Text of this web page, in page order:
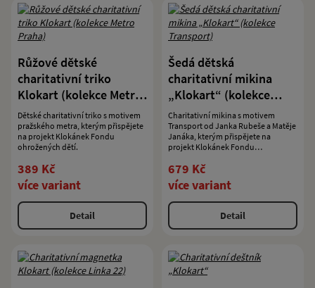
Růžové dětské
charitativní triko
Klokart (kolekce Metro
Praha)
Dětské charitativní triko s motivem
pražského metra, kterým přispějete
na projekt Klokánek Fondu
ohrožených dětí.
389 Kč
více variant
Detail
Šedá dětská
charitativní mikina
„Klokart“ (kolekce
Transport)
Charitativní mikina s motivem
Transport od Janka Rubeše a Matěje
Janáka, kterým přispějete na
projekt Klokánek Fondu
679 Kč
více variant
Detail